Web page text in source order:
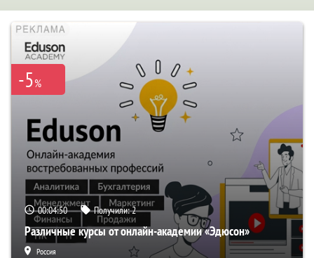
-5%
00:04:49 Получили:2
Различные курсы от онлайн-академии «Эдюсон»
Россия